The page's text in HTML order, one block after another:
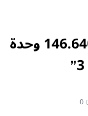
انطلاق أشغال إنجاز 146.640 وحدة
0